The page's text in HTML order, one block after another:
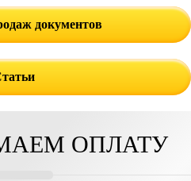
документов
ОПЛАТУ